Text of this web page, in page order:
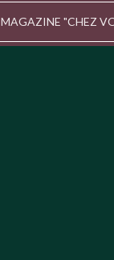
MAGAZINE "CHEZ